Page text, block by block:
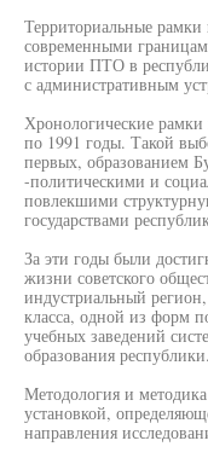
Территориальные рамки
современными
истории ПТО в
с административным
Хронологические рамки
по 1991 годы. Такой
первых, образованием
-политическими и
повлекшими
государствами
За эти годы были
жизни советского
индустриальный
класса, одной из форм
учебных заведений
образования республики.
Методология и
установкой,
направления